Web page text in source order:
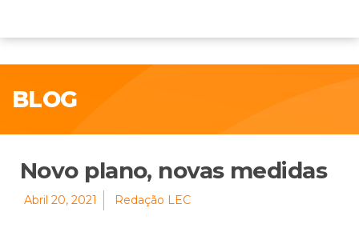
BLOG
Novo plano, novas medidas
Abril 20, 2021 Redação LEC